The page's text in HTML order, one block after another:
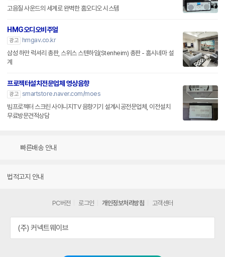
고음질 사운드의 세계로 완벽한 홈오디오 시스템
HMG오디오비주얼
광고
hmgav.co.kr
삼성 하만 럭셔리 총판, 스위스 스텐하임(Stenheim) 총판 - 홈시네마 설
계
프로젝터설치전문업체 영상음향
광고 smartstore.naver.com/moes
빔프로젝터 스크린 사이니지TV 음향기기 설계시공전문업체, 이전설치
무료방문견적상담
빠른배송 안내
법적고지 안내
PC버전 로그인 개인정보처리방침 고객센터
(주) 커넥트웨이브